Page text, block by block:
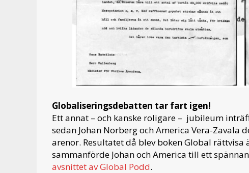
Globaliseringsdebatten tar fart igen!
Ett annat – och kanske roligare – jubileum
sedan Johan Norberg och America Vera-
arenor. Resultatet då blev boken Global rättvisa
sammanförde Johan och America till ett
avsnittet av Global Podd.